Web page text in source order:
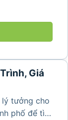
và những
trình ngắn
Giá
lý tưởng cho
phố để tìm